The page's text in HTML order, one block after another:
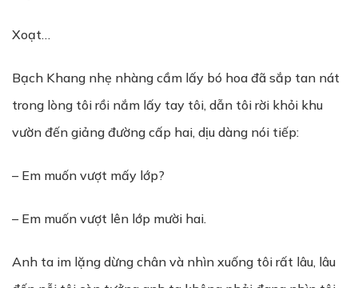
Xoạt…
Bạch Khang nhẹ nhàng cầm lấy bó hoa đã sắp tan nát
trong lòng tôi rồi nắm lấy tay tôi, dẫn tôi rời khỏi khu
vườn đến giảng đường cấp hai, dịu dàng nói tiếp:
– Em muốn vượt mấy lớp?
– Em muốn vượt lên lớp mười hai.
Anh ta im lặng dừng chân và nhìn xuống tôi rất lâu, lâu